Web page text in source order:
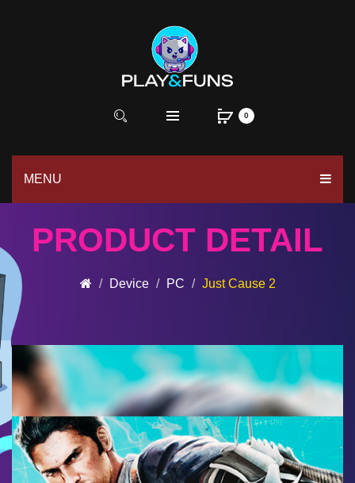
MENU
0
PRODUCT DETAIL
Device PC Just Cause 2